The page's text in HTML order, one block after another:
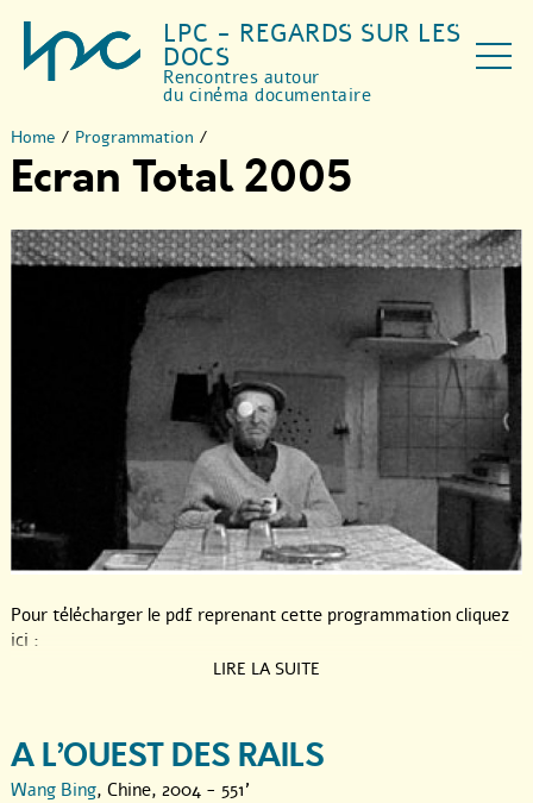
LPC - REGARDS SUR LES
DOCS
Rencontres autour
du cinéma documentaire
Home / Programmation /
Ecran Total 2005
Pour télécharger le pdf reprenant cette programmation cliquez
ici :
LIRE LA SUITE
A L’OUEST DES RAILS
Wang Bing, Chine, 2004 - 551'